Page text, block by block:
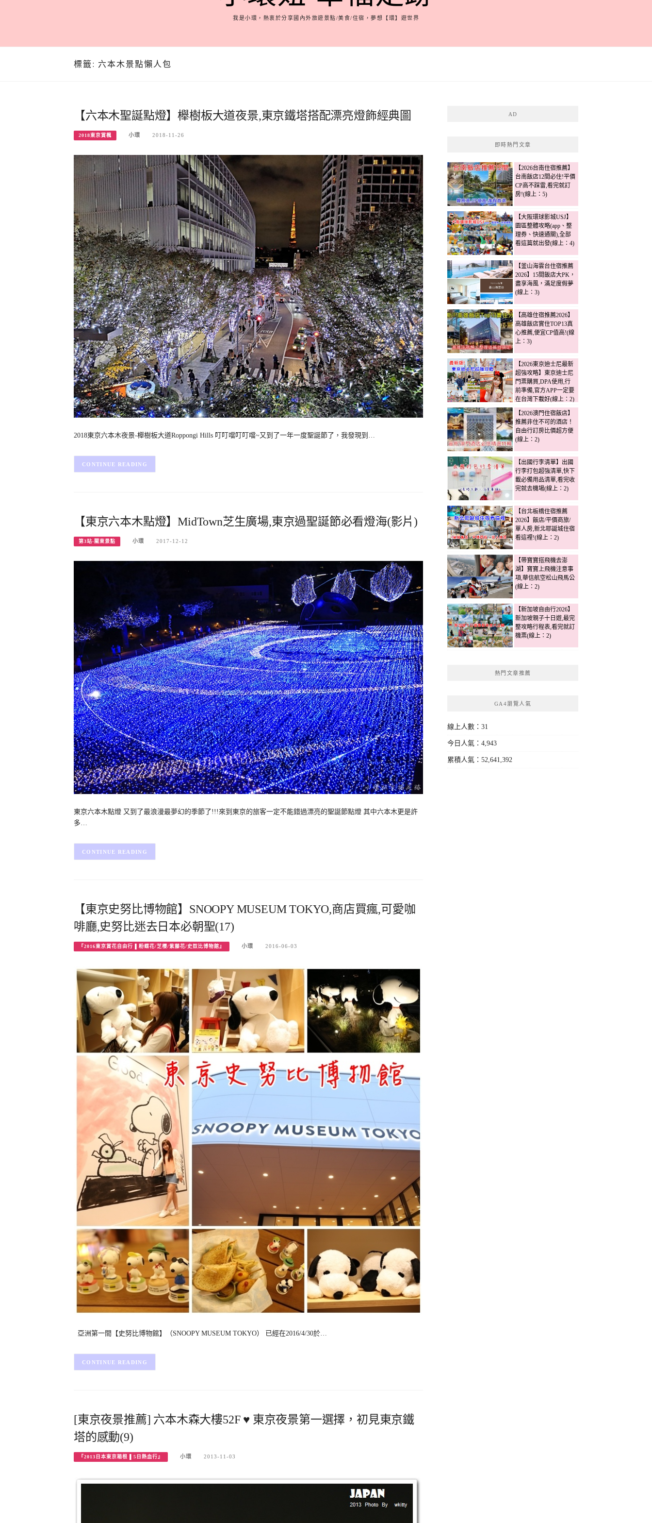
我是小環，熱衷於分享國內外旅遊景點/美食/住宿，夢想【環】遊世界
標籤: 六本木景點懶人包
【六本木聖誕點燈】櫸樹板大道夜景,東京鐵塔搭配漂亮燈飾經典圖
2018東京賞楓 小環 2018-11-26
2018東京六本木夜景-櫸樹板大道Roppongi Hills 叮叮噹叮叮噹~又到了一年一度聖誕節了，我發現到…
CONTINUE READING
【東京六本木點燈】MidTown芝生廣場,東京過聖誕節必看燈海(影片)
第3站-關東景點 小環 2017-12-12
東京六本木點燈 又到了最浪漫最夢幻的季節了!!!來到東京的旅客一定不能錯過漂亮的聖誕節點燈 其中六本木更是許
多…
CONTINUE READING
【東京史努比博物館】SNOOPY MUSEUM TOKYO,商店買瘋,可愛咖
啡廳,史努比迷去日本必朝聖(17)
『2016東京賞花自由行 ▌粉蝶花/芝櫻/紫藤花/史奴比博物館』 小環 2016-06-03
亞洲第一間【史努比博物館】（SNOOPY MUSEUM TOKYO） 已經在2016/4/30於…
CONTINUE READING
[東京夜景推薦] 六本木森大樓52F ♥ 東京夜景第一選擇，初見東京鐵
塔的感動(9)
『2013日本東京箱根 ▌5日熱血行』 小環 2013-11-03
AD
即時熱門文章
【2026台南住宿推薦】
台南飯店12間必住!平價
CP高不踩雷,看完就訂
房!(線上：5)
【大阪環球影城USJ】
園區整體攻略(app、整
理券、快速通關),全部
看這篇就出發(線上：4)
【釜山海雲台住宿推薦
2026】15間飯店大PK，
盡享海風，滿足度假夢
(線上：3)
【高雄住宿推薦2026】
高雄飯店實住TOP13真
心推薦,便宜CP值高!(線
上：3)
【2026東京迪士尼最新
超強攻略】東京迪士尼
門票購買,DPA使用,行
前準備,官方APP一定要
在台灣下載好(線上：2)
【2026澳門住宿飯店】
推薦非住不可的酒店！
自由行訂房比價超方便
(線上：2)
【出國行李清單】出國
行李打包超強清單,快下
載必備用品清單,看完收
完就去機場(線上：2)
【台北板橋住宿推薦
2026】飯店/平價商旅/
單人房,新北耶誕城住宿
看這裡!(線上：2)
【帶寶寶搭飛機去澎
湖】寶寶上飛機注意事
項,華信航空松山飛馬公
(線上：2)
【新加坡自由行2026】
新加坡親子十日遊,最完
整攻略行程表,看完就訂
機票(線上：2)
熱門文章推薦
GA4瀏覽人氣
線上人數：31
今日人氣：4,943
累積人氣：52,641,392